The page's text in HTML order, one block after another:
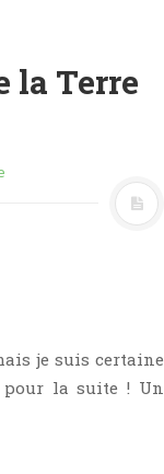
la Terre
je suis certaine
pour la suite ! Un